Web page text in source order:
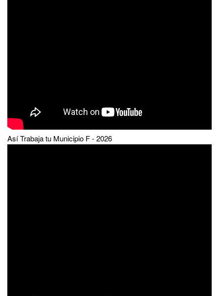
Así Trabaja tu Municipio F - 2026